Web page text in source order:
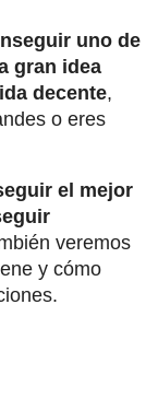
uno de
gran idea
decente,
o eres
el mejor
veremos
y cómo